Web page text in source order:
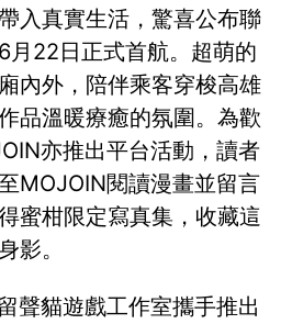
入真實生活，驚喜公布聯
月22日正式首航。超萌的
內外，陪伴乘客穿梭高雄
品溫暖療癒的氛圍。為歡
亦推出平台活動，讀者
MOJOIN閱讀漫畫並留言
蜜柑限定寫真集，收藏這
影。
聲貓遊戲工作室攜手推出